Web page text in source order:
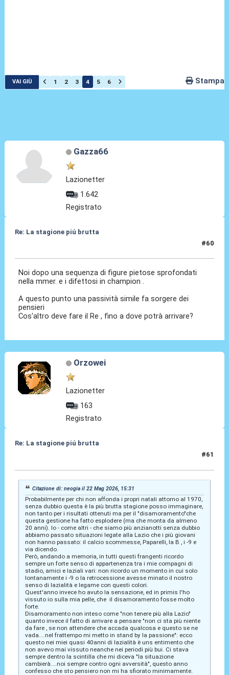
VAI GIÙ 1 2 3 4 5 6 Stampa
Gazza66
Lazionetter
1.642
Registrato
Re: La stagione piú brutta
#60
Noi dopo una sequenza di figure pietose sprofondati
nella mmer. e i difettosi in champion .
A questo punto una passività simile fa sorgere dei
pensieri
Cos'altro deve fare il Re , fino a dove potrà arrivare?
Orzowei
Lazionetter
163
Registrato
Re: La stagione piú brutta
#61
Citazione di: neogia il 22 Mag 2026, 15:31
Probabilmente per chi non affonda i propri natali attorno al 1970,
senza dubbio questa è la più brutta stagione posso immaginare,
non tanto per i risultati ottenuti ma per il "disamoramento"che
questa gestione ha fatto esplodere (ma che monta da almeno
20 anni). Io - come altri - che siamo più anzianotti senza dubbio
abbiamo passato situazioni legate alla Lazio che i più giovani
non hanno passato: il calcio scommesse, Paparelli, la B , i -9 e
via dicendo.
Però, andando a memoria, in tutti questi frangenti ricordo
sempre un forte senso di appartenenza tra i mie compagni di
stadio, amici e laziali vari: non ricordo un momento in cui solo
lontanamente i -9 o la retrocessione avesse minato il nostro
senso di lazialità e legame con questi colori.
Quest'anno invece ho avuto la sensazione, ed in primis l'ho
vissuto io sulla mia pelle, che il disamoramento fosse molto
forte.
Disamoramento non inteso come "non tenere più alla Lazio"
quanto invece il fatto di arrivare a pensare "non ci sta più niente
da fare , se non attendere che accada qualcosa e questo se ne
vada....nel frattempo mi metto in stand by la passione": ecco
questo nei miei quasi 40anni di lazialità è uns entimento che
non avevo mai vissuto neanche nei periodi più bui. Ci stava
sempre dentro la scintilla che mi diceva "la situazione
cambierà....noi sempre contro ogni avversità", questo anno
confesso che sto pensiero non mi ha sfiorato minimamente.